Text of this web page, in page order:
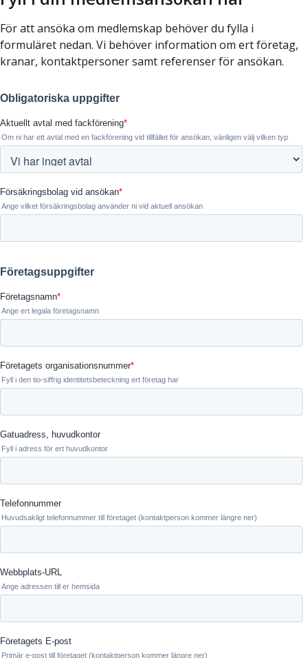
För att ansöka om medlemskap behöver du fylla i
formuläret nedan. Vi behöver information om ert företag,
kranar, kontaktpersoner samt referenser för ansökan.